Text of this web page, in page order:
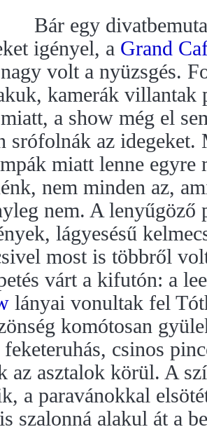
Bár egy
igényel, a Grand
volt a nyüzsgés.
kamerák villantak
a show még el
srófolnák az idegeket.
miatt lenne egyre
nem minden az,
nem. A lenyűgöző
lágyesésű
most is többről
várt a kifutón: a
lányai vonultak fel
komótosan
feketeruhás, csinos
az asztalok körül. A
a paravánokkal
szalonná alakul át a